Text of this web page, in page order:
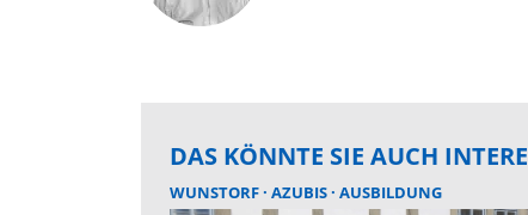
DAS KÖNNTE SIE AUCH
WUNSTORF AZUBIS AUSBILDUNG